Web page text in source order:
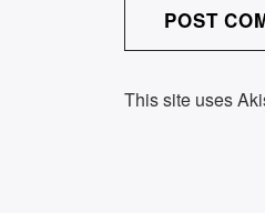
This site uses